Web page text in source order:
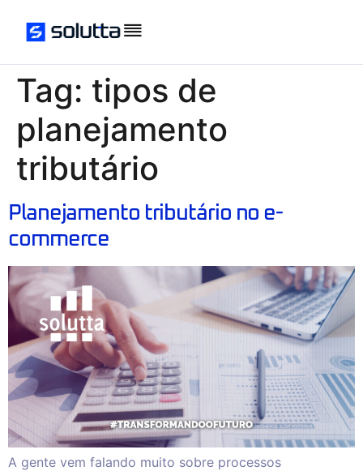
Tag: tipos de
planejamento
tributário
Planejamento tributário no e-
commerce
A gente vem falando muito sobre processos